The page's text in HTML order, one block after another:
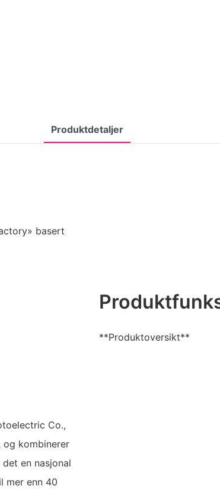
Produktdetaljer
basert
**Produktoversikt**
Co.,
og kombinerer
en nasjonal
mer enn 40